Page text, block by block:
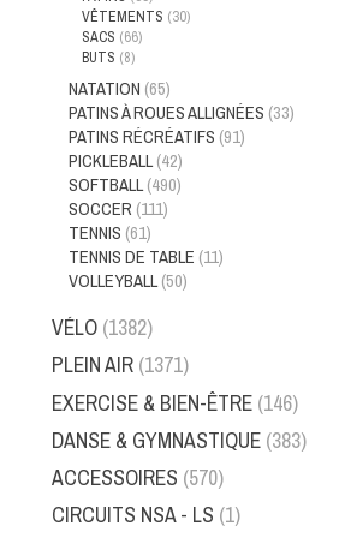
VÊTEMENTS (30)
SACS (66)
BUTS (8)
NATATION (65)
PATINS À ROUES ALLIGNÉES (33)
PATINS RÉCRÉATIFS (91)
PICKLEBALL (42)
SOFTBALL (490)
SOCCER (111)
TENNIS (61)
TENNIS DE TABLE (11)
VOLLEYBALL (50)
VÉLO (1382)
PLEIN AIR (1371)
EXERCISE & BIEN-ÊTRE (146)
DANSE & GYMNASTIQUE (383)
ACCESSOIRES (570)
CIRCUITS NSA - LS (1)